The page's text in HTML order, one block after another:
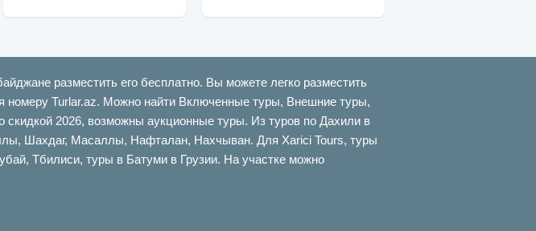
разместить его бесплатно. Вы можете легко разместить
номеру Turlar.az. Можно найти Включенные туры, Внешние туры,
2026, возможны аукционные туры. Из туров по Дахили в
Шахдаг, Масаллы, Нафталан, Нахчыван. Для Xarici Tours, туры
Тбилиси, туры в Батуми в Грузии. На участке можно